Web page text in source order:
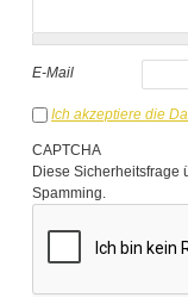
E-Mail
Ich akzeptiere die
CAPTCHA
Diese Sicherheitsfrage
Spamming.